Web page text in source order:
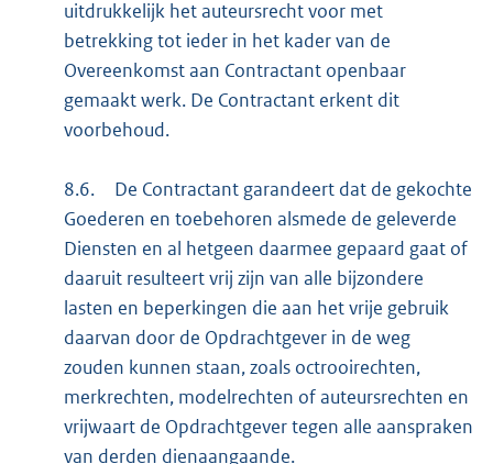
uitdrukkelijk het auteursrecht voor met
betrekking tot ieder in het kader van de
Overeenkomst aan Contractant openbaar
gemaakt werk. De Contractant erkent dit
voorbehoud.
8.6.
De Contractant garandeert dat de gekochte
Goederen en toebehoren alsmede de geleverde
Diensten en al hetgeen daarmee gepaard gaat of
daaruit resulteert vrij zijn van alle bijzondere
lasten en beperkingen die aan het vrije gebruik
daarvan door de Opdrachtgever in de weg
zouden kunnen staan, zoals octrooirechten,
merkrechten, modelrechten of auteursrechten en
vrijwaart de Opdrachtgever tegen alle aanspraken
van derden dienaangaande.